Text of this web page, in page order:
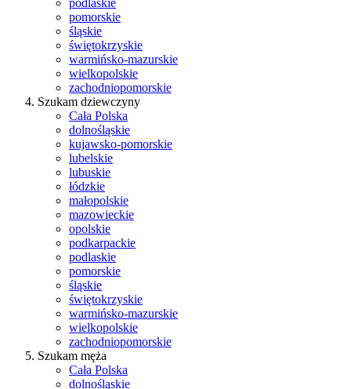
podlaskie
pomorskie
śląskie
świętokrzyskie
warmińsko-mazurskie
wielkopolskie
zachodniopomorskie
Szukam dziewczyny
Cała Polska
dolnośląskie
kujawsko-pomorskie
lubelskie
lubuskie
łódzkie
małopolskie
mazowieckie
opolskie
podkarpackie
podlaskie
pomorskie
śląskie
świętokrzyskie
warmińsko-mazurskie
wielkopolskie
zachodniopomorskie
Szukam męża
Cała Polska
dolnośląskie